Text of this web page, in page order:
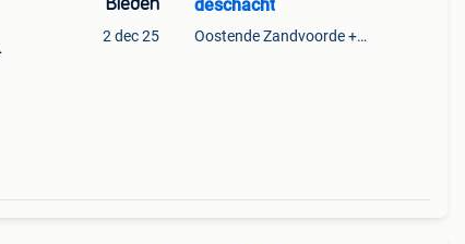
Bieden
2 dec 25
deschacht
Oostende Zandvoorde +Oostende